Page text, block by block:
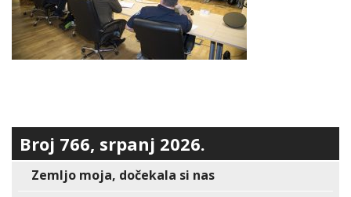
Broj 766, srpanj 2026.
Zemljo moja, dočekala si nas